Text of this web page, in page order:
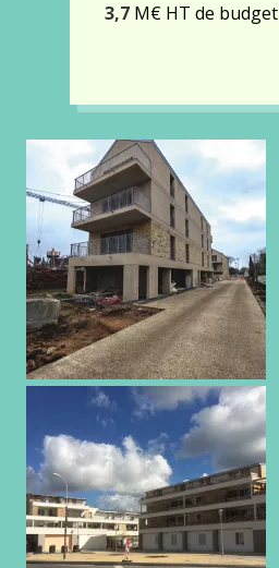
3,7 M€ HT de budget
Gallery
images